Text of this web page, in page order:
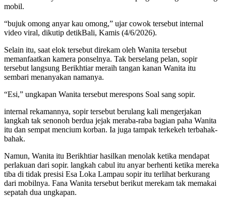
mobil.
“bujuk omong anyar kau omong,” ujar cowok tersebut internal
video viral, dikutip detikBali, Kamis (4/6/2026).
Selain itu, saat elok tersebut direkam oleh Wanita tersebut
memanfaatkan kamera ponselnya. Tak berselang pelan, sopir
tersebut langsung Berikhtiar meraih tangan kanan Wanita itu
sembari menanyakan namanya.
“Esi,” ungkapan Wanita tersebut merespons Soal sang sopir.
internal rekamannya, sopir tersebut berulang kali mengerjakan
langkah tak senonoh berdua jejak meraba-raba bagian paha Wanita
itu dan sempat mencium korban. Ia juga tampak terkekeh terbahak-
bahak.
Namun, Wanita itu Berikhtiar hasilkan menolak ketika mendapat
perlakuan dari sopir. langkah cabul itu anyar berhenti ketika mereka
tiba di tidak presisi Esa Loka Lampau sopir itu terlihat berkurang
dari mobilnya. Fana Wanita tersebut berikut merekam tak memakai
sepatah dua ungkapan.